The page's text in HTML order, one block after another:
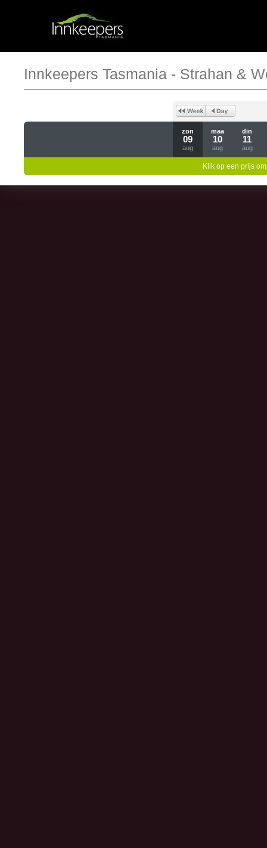
Innkeepers Tasmania - Strahan &
zon
09
aug
maa
10
aug
din
11
aug
Klik op een prijs